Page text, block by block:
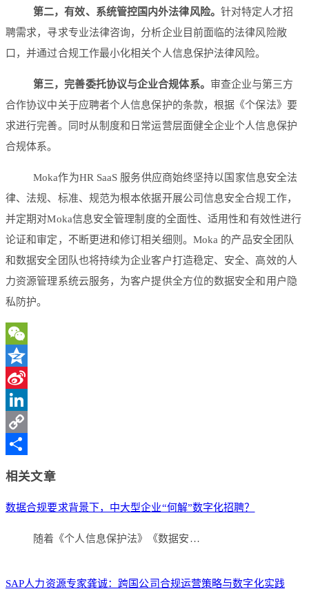
第二，有效、系统管控国内外法律风险。 针对特定人才招
聘需求，寻求专业法律咨询，分析企业目前面临的法律风险敞
口，并通过合规工作最小化相关个人信息保护法律风险。
第三，完善委托协议与企业合规体系。 审查企业与第三方
合作协议中关于应聘者个人信息保护的条款，根据《个保法》要
求进行完善。同时从制度和日常运营层面健全企业个人信息保护
合规体系。
Moka作为HR SaaS 服务供应商始终坚持以国家信息安全法
律、法规、标准、规范为根本依据开展公司信息安全合规工作，
并定期对Moka信息安全管理制度的全面性、适用性和有效性进行
论证和审定，不断更进和修订相关细则。Moka 的产品安全团队
和数据安全团队也将持续为企业客户打造稳定、安全、高效的人
力资源管理系统云服务，为客户提供全方位的数据安全和用户隐
私防护。
WeChat
Qzone
Sina
Weibo
LinkedIn
Copy
相关文章
数据合规要求背景下，中大型企业“何解”数字化招聘？
随着《个人信息保护法》《数据安…
SAP人力资源专家龚诚：跨国公司合规运营策略与数字化实践